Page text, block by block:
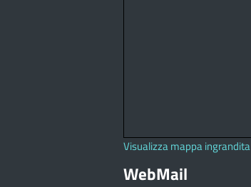
Visualizza mappa ingrandita
WebMail